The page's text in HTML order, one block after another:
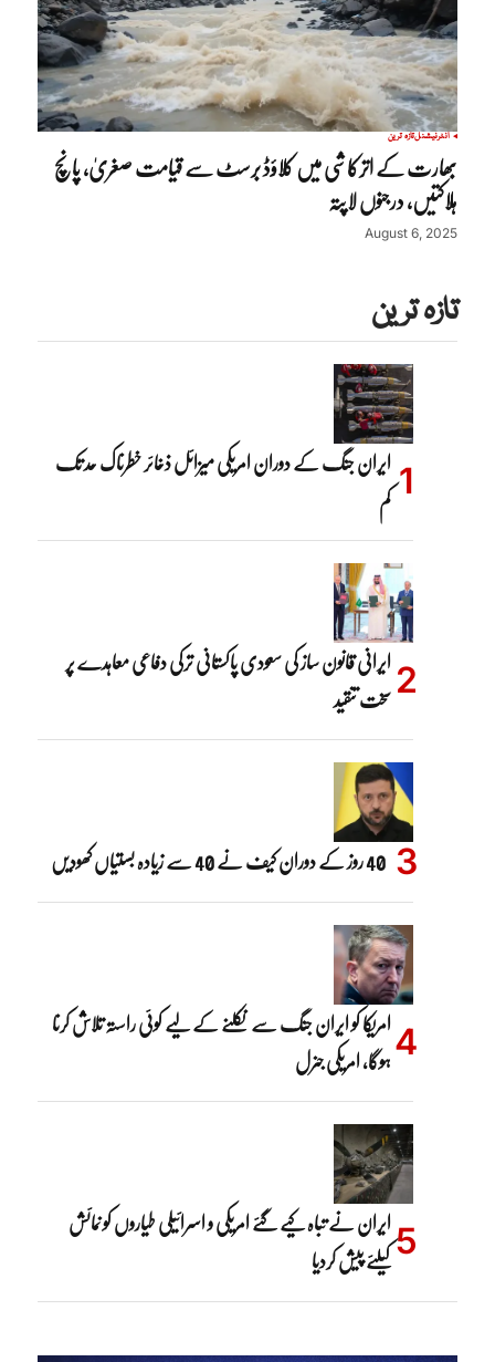
انٹرنیشنلتازہ ترین
بھارت کے اترکاشی میں کلاؤڈ برسٹ سے قیامت صغریٰ، پانچ
ہلاکتیں، درجنوں لاپتہ
August 6, 2025
تازہ ترین
ایران جنگ کے دوران امریکی میزائل ذخائر خطرناک حد تک
کم
ایرانی قانون ساز کی سعودی پاکستانی ترکی دفاعی معاہدے پر
سخت تنقید
40 روز کے دوران کیف نے 40 سے زیادہ بستیاں کھودیں
امریکا کو ایران جنگ سے نکلنے کے لیے کوئی راستہ تلاش کرنا
ہوگا، امریکی جنرل
ایران نے تباہ کیے گئے امریکی و اسرائیلی طیاروں کو نمائش
کیلئے پیش کردیا